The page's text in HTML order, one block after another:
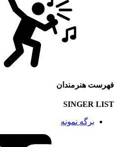
فهرست هنرمندان
SINGER LIST
برگه نمونه